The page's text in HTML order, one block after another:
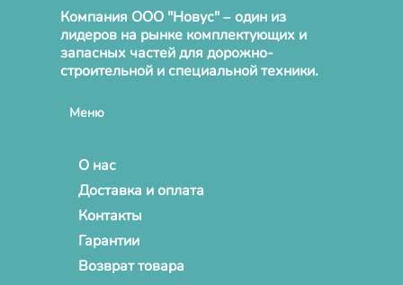
Компания ООО "Новус" – один из
лидеров на рынке комплектующих и
запасных частей для дорожно-
строительной и специальной техники.
Меню
О нас
Доставка и оплата
Контакты
Гарантии
Возврат товара